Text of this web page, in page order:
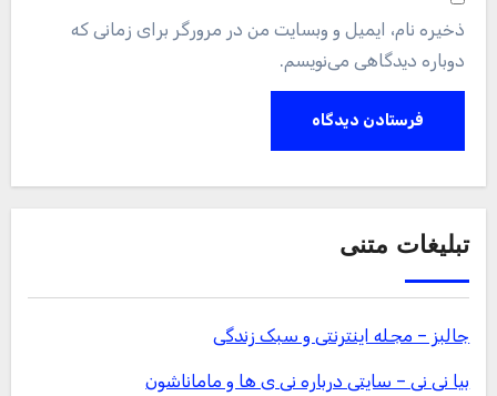
ذخیره نام، ایمیل و وبسایت من در مرورگر برای زمانی که
دوباره دیدگاهی می‌نویسم.
تبلیغات متنی
جالبز – مجله اینترنتی و سبک زندگی
بیا نی نی – سایتی درباره نی ی ها و ماماناشون